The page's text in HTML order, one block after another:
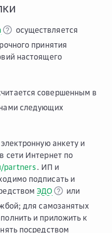
осуществляется
принятия
настоящего
совершенным в
следующих
анкету и
сети Интернет по
partners. ИП и
подписать и
ЭДО
или
для самозанятых
и приложить к
посредством